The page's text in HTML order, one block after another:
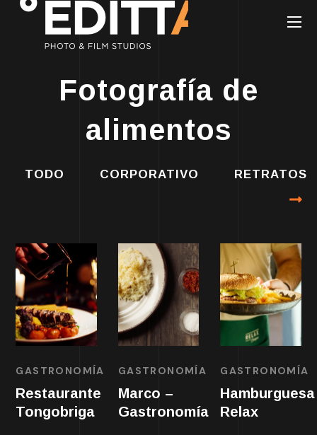
Fotografía de
alimentos
TODO CORPORATIVO RETRATOS
GASTRONOMÍA
Restaurante
Tongobriga
GASTRONOMÍA
Marco –
Gastronomía
GASTRONOMÍA
Hamburguesa
Relax